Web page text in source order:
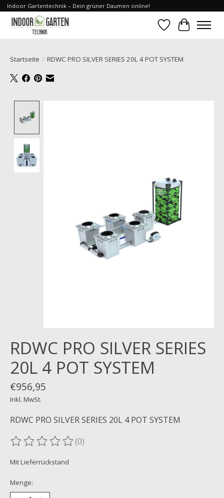
Indoor Gartentechnik – Dein grüner Daumen online!
Wunschzettel
Ihr
Startseite / RDWC PRO SILVER SERIES 20L 4 POT SYSTEM
RDWC PRO SILVER SERIES
20L 4 POT SYSTEM
€956,95
Inkl. MwSt.
RDWC PRO SILVER SERIES 20L 4 POT SYSTEM
Die Bewertung dieses Produkts ist
(0)
Mit Lieferrückstand
Menge: